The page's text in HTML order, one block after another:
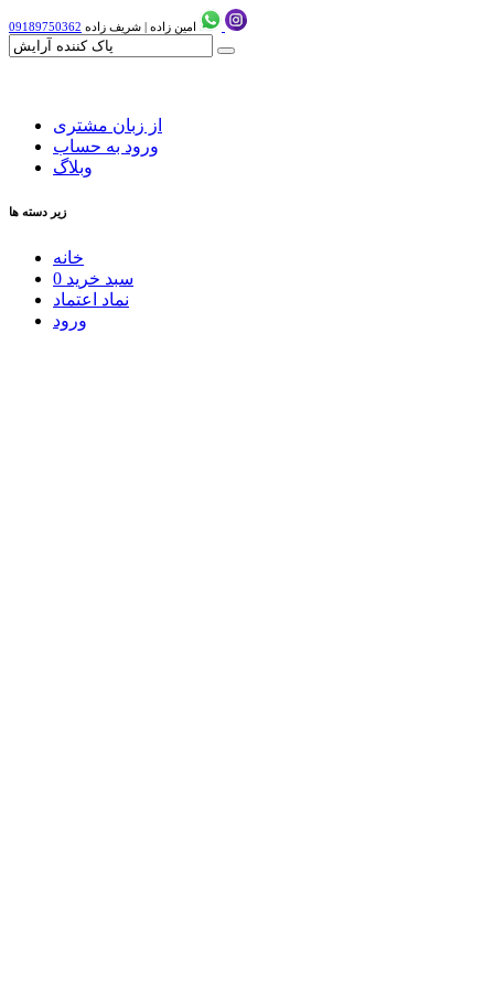
09189750362 امین زاده | شریف زاده
از زبان مشتری
ورود به حساب
وبلاگ
زیر دسته ها
خانه
0 سبد خرید
نماد اعتماد
ورود